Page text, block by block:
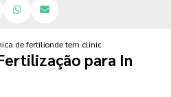
de fertilizacao assistida
onde tem clinica fertilizacao
para In